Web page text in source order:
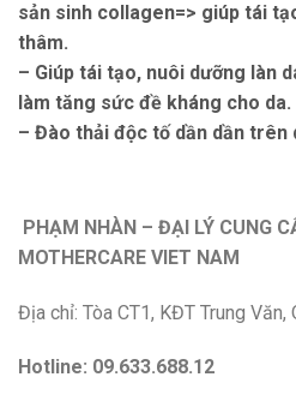
sản sinh collagen=> giúp tái
thâm.
– Giúp tái tạo, nuôi dưỡng làn
làm tăng sức đề kháng cho da.
– Đào thải độc tố dần dần trên
PHẠM NHÀN – ĐẠI LÝ CUNG
MOTHERCARE VIET NAM
Địa chỉ: Tòa CT1, KĐT Trung Văn,
Hotline: 09.633.688.12